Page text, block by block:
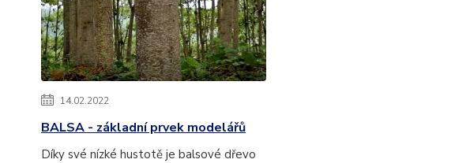
14.02.2022
BALSA - základní prvek modelářů
Díky své nízké hustotě je balsové dřevo